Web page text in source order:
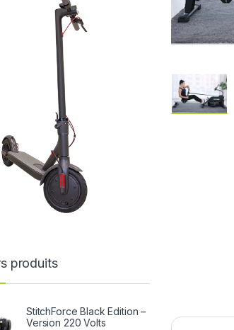
produits
StitchForce Black Edition –
Version 220 Volts